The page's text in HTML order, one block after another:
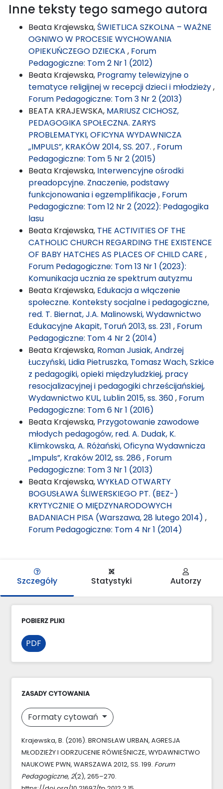
Inne teksty tego samego autora
Beata Krajewska, ŚWIETLICA SZKOLNA – WAŻNE
OGNIWO W PROCESIE WYCHOWANIA
OPIEKUŃCZEGO DZIECKA , Forum
Pedagogiczne: Tom 2 Nr 1 (2012)
Beata Krajewska, Programy telewizyjne o
tematyce religijnej w recepcji dzieci i młodzieży,
Forum Pedagogiczne: Tom 3 Nr 2 (2013)
BEATA KRAJEWSKA, MARIUSZ CICHOSZ,
PEDAGOGIKA SPOŁECZNA. ZARYS
PROBLEMATYKI, OFICYNA WYDAWNICZA
„IMPULS”, KRAKÓW 2014, SS. 207. , Forum
Pedagogiczne: Tom 5 Nr 2 (2015)
Beata Krajewska, Interwencyjne ośrodki
preadopcyjne. Znaczenie, podstawy
funkcjonowania i egzemplifikacje, Forum
Pedagogiczne: Tom 12 Nr 2 (2022): Pedagogika
lasu
Beata Krajewska, THE ACTIVITIES OF THE
CATHOLIC CHURCH REGARDING THE EXISTENCE
OF BABY HATCHES AS PLACES OF CHILD CARE ,
Forum Pedagogiczne: Tom 13 Nr 1 (2023):
Komunikacja ucznia ze spektrum autyzmu
Beata Krajewska, Edukacja a włączenie
społeczne. Konteksty socjalne i pedagogiczne,
red. T. Biernat, J.A. Malinowski, Wydawnictwo
Edukacyjne Akapit, Toruń 2013, ss. 231 , Forum
Pedagogiczne: Tom 4 Nr 2 (2014)
Beata Krajewska, Roman Jusiak, Andrzej
Łuczyński, Lidia Pietruszka, Tomasz Wach, Szkice
z pedagogiki, opieki międzyludzkiej, pracy
resocjalizacyjnej i pedagogiki chrześcijańskiej,
Wydawnictwo KUL, Lublin 2015, ss. 360, Forum
Pedagogiczne: Tom 6 Nr 1 (2016)
Beata Krajewska, Przygotowanie zawodowe
młodych pedagogów, red. A. Dudak, K.
Klimkowska, A. Różański, Oficyna Wydawnicza
„Impuls”, Kraków 2012, ss. 286, Forum
Pedagogiczne: Tom 3 Nr 1 (2013)
Beata Krajewska,WYKŁAD OTWARTY
BOGUSŁAWA ŚLIWERSKIEGO PT. (BEZ-)
KRYTYCZNIE O MIĘDZYNARODOWYCH
BADANIACH PISA (Warszawa, 28 lutego 2014) ,
Forum Pedagogiczne: Tom 4 Nr 1 (2014)
Szczegóły Statystyki Autorzy
POBIERZ PLIKI
PDF
ZASADY CYTOWANIA
Formaty cytowań
Krajewska, B. (2016). BRONISŁAW URBAN, AGRESJA
MŁODZIEŻY I ODRZUCENIE RÓWIEŚNICZE, WYDAWNICTWO
NAUKOWE PWN, WARSZAWA 2012, SS. 199. Forum
Pedagogiczne, 2(2), 265–270.